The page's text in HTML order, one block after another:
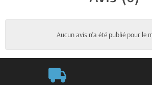
Aucun avis n'a été publié pour le